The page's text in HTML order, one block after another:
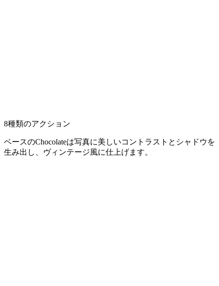
8種類のアクション
ベースのChocolateは写真に美しいコントラストとシャドウを
生み出し、ヴィンテージ風に仕上げます。